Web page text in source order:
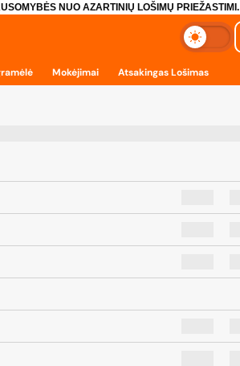
NUO AZARTINIŲ LOŠIMŲ PRIEŽASTIMI.
Mokėjimai Atsakingas Lošimas